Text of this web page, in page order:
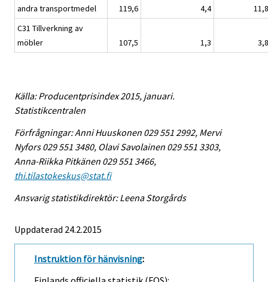
andra transportmedel
119,6 4,4
11,8
C31 Tillverkning av
möbler
107,5 1,3 3,8
Källa: Producentprisindex 2015, januari.
Statistikcentralen
Förfrågningar: Anni Huuskonen 029 551 2992, Mervi
Nyfors 029 551 3480, Olavi Savolainen 029 551 3303,
Anna-Riikka Pitkänen 029 551 3466,
thi.tilastokeskus@stat.fi
Ansvarig statistikdirektör: Leena Storgårds
Uppdaterad 24.2.2015
Instruktion för hänvisning: